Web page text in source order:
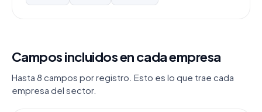
Campos incluidos en cada empresa
Hasta 8 campos por registro. Esto es lo que trae cada
empresa del sector.